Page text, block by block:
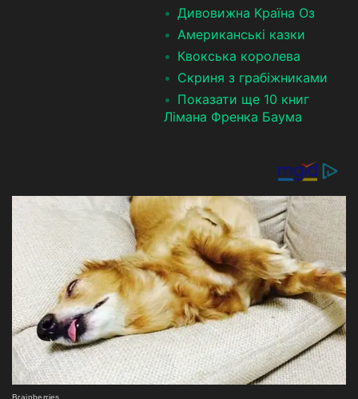
Дивовижна Країна Оз
Американські казки
Квокська королева
Скриня з грабіжниками
Показати ще 10 книг
Лімана Френка Баума